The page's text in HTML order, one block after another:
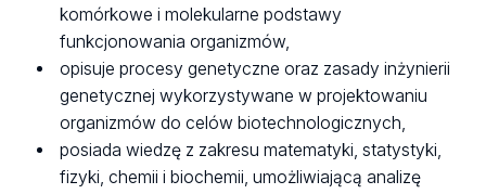
komórkowe i molekularne podstawy
funkcjonowania organizmów,
opisuje procesy genetyczne oraz zasady inżynierii
genetycznej wykorzystywane w projektowaniu
organizmów do celów biotechnologicznych,
posiada wiedzę z zakresu matematyki, statystyki,
fizyki, chemii i biochemii, umożliwiającą analizę